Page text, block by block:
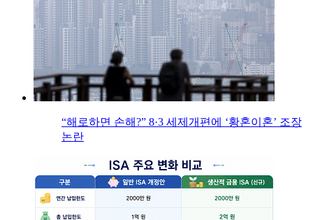
“해로하면 손해?” 8·3 세제개편에 ‘황혼이혼’ 조장
논란